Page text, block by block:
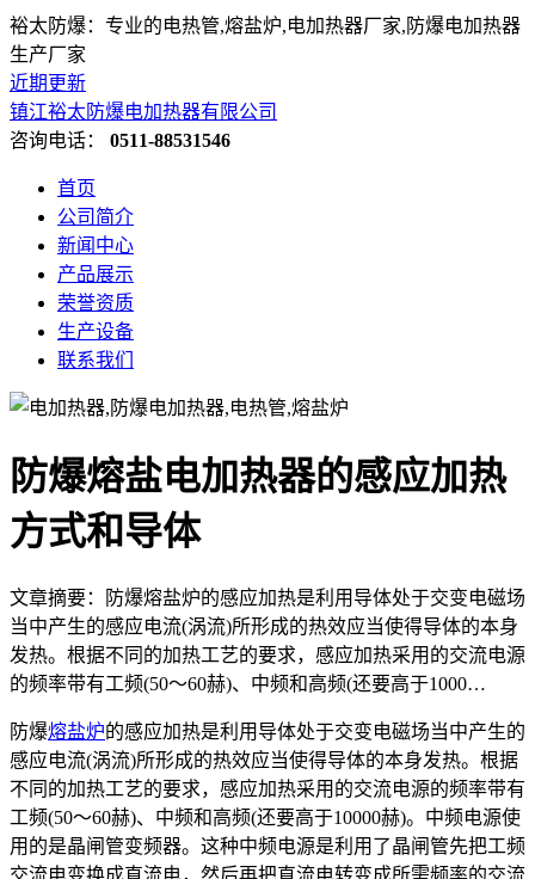
裕太防爆：专业的电热管,熔盐炉,电加热器厂家,防爆电加热器
生产厂家
近期更新
镇江裕太防爆电加热器有限公司
咨询电话： 0511-88531546
首页
公司简介
新闻中心
产品展示
荣誉资质
生产设备
联系我们
​防爆熔盐电加热器的感应加热
方式和导体
文章摘要：防爆熔盐炉的感应加热是利用导体处于交变电磁场
当中产生的感应电流(涡流)所形成的热效应当使得导体的本身
发热。根据不同的加热工艺的要求，感应加热采用的交流电源
的频率带有工频(50～60赫)、中频和高频(还要高于1000…
防爆熔盐炉的感应加热是利用导体处于交变电磁场当中产生的
感应电流(涡流)所形成的热效应当使得导体的本身发热。根据
不同的加热工艺的要求，感应加热采用的交流电源的频率带有
工频(50～60赫)、中频和高频(还要高于10000赫)。中频电源使
用的是晶闸管变频器。这种中频电源是利用了晶闸管先把工频
交流电变换成直流电，然后再把直流电转变成所需频率的交流